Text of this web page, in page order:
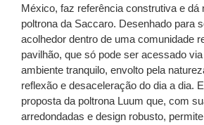
México, faz referência construtiva e dá
poltrona da Saccaro. Desenhado para
acolhedor dentro de uma comunidade
pavilhão, que só pode ser acessado
ambiente tranquilo, envolto pela
reflexão e desaceleração do dia a dia.
proposta da poltrona Luum que, com
arredondadas e design robusto,